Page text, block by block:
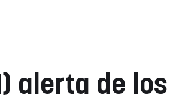
alerta de los